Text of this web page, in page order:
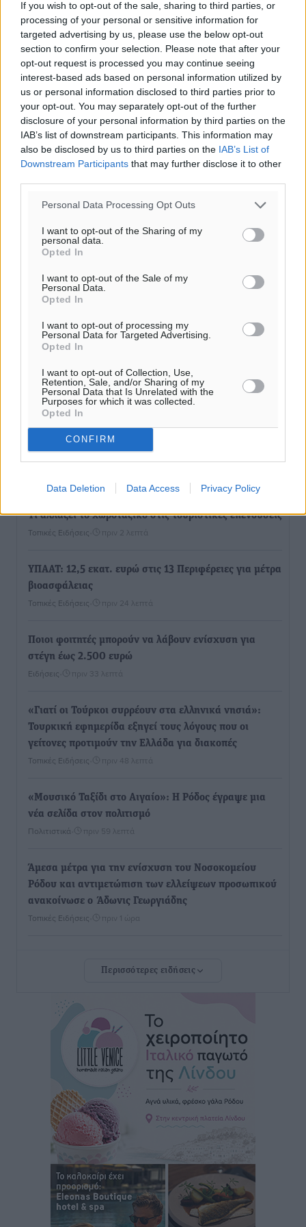
If you wish to opt-out of the sale, sharing to third parties, or
processing of your personal or sensitive information for
targeted advertising by us, please use the below opt-out
section to confirm your selection. Please note that after your
opt-out request is processed you may continue seeing
interest-based ads based on personal information utilized by
us or personal information disclosed to third parties prior to
your opt-out. You may separately opt-out of the further
disclosure of your personal information by third parties on the
IAB’s list of downstream participants. This information may
also be disclosed by us to third parties on the IAB’s List of
Downstream Participants that may further disclose it to other
Personal Data Processing Opt Outs
I want to opt-out of the Sharing of my
personal data.
Opted In
I want to opt-out of the Sale of my
Personal Data.
Opted In
I want to opt-out of processing my
Personal Data for Targeted Advertising.
Opted In
I want to opt-out of Collection, Use,
Retention, Sale, and/or Sharing of my
Personal Data that Is Unrelated with the
Purposes for which it was collected.
Opted In
CONFIRM
Data Deletion Data Access Privacy Policy
Τι αλλάζει το χωροταξικό στις τουριστικές επενδύσεις
Τοπικές Ειδήσεις πριν 2 λεπτά
ΥΠΑΑΤ: 12,5 εκατ. ευρώ στις 13 Περιφέρειες για μέτρα
βιοασφάλειας
Τοπικές Ειδήσεις πριν 24 λεπτά
Ποιοι φοιτητές μπορούν να λάβουν ενίσχυση για
στέγη έως 2.500 ευρώ
Ειδήσεις πριν 33 λεπτά
«Γιατί οι Τούρκοι συρρέουν στα ελληνικά νησιά»:
Τουρκική εφημερίδα εξηγεί τους λόγους που οι
γείτονες προτιμούν την Ελλάδα για διακοπές
Τοπικές Ειδήσεις πριν 48 λεπτά
«Μουσικό Ταξίδι στο Αιγαίο»: Η Ρόδος έγραψε μια
νέα σελίδα στον πολιτισμό
Πολιτιστικά πριν 59 λεπτά
Άμεσα μέτρα για την ενίσχυση του Νοσοκομείου
Ρόδου και αντιμετώπιση των ελλείψεων προσωπικού
ανακοίνωσε ο Άδωνις Γεωργιάδης
Τοπικές Ειδήσεις πριν 1 ώρα
Στρατηγικές Προτάσεις για την Ενίσχυση της
Νοσοκομεία της Γ΄ Ζώνης
Τοπικές Ειδήσεις • πριν 2 ώρες
Πάνθηρες: Ξεκίνησαν αισιόδοξοι για την παρθενική
“πτήση” τους
Αθλητικά• πριν 2 ώρες
Άρης Αρχαγγέλου: Στο πλευρό του άτυχου Ιάκωβου
Θωμά
Αθλητικά• πριν 2 ώρες
Φοίβος: Η μεγάλη επιστροφή του Μπρένο Σαλβατιέρα
Περισσότερες ειδήσεις